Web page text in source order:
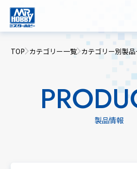
TOP カテゴリー一覧 カテゴリー別製
製品情報